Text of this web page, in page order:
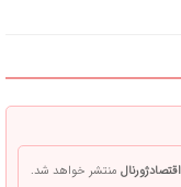
منتشر خواهد شد.